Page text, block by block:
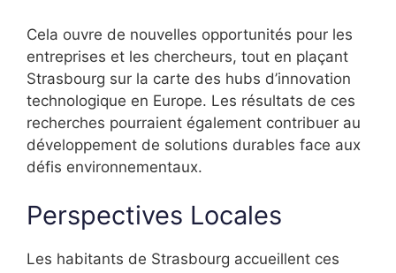
Cela ouvre de nouvelles opportunités pour les
entreprises et les chercheurs, tout en plaçant
Strasbourg sur la carte des hubs d’innovation
technologique en Europe. Les résultats de ces
recherches pourraient également contribuer au
développement de solutions durables face aux
défis environnementaux.
Perspectives Locales
Les habitants de Strasbourg accueillent ces